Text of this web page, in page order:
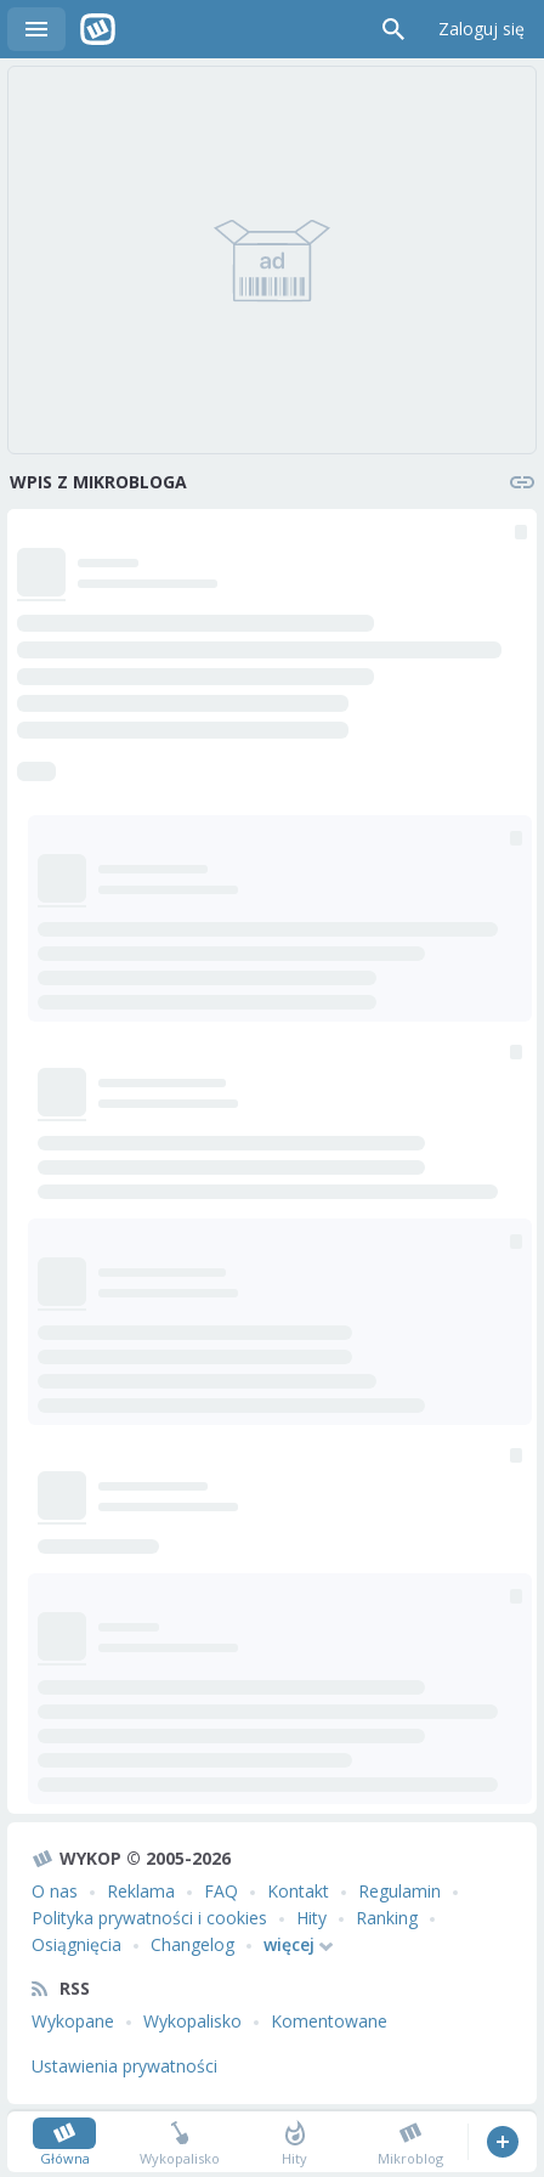
Zaloguj się
WPIS Z MIKROBLOGA
WYKOP © 2005-2026
O nas
Reklama FAQ Kontakt
Regulamin
Polityka prywatności i cookies
Hity
Ranking
Osiągnięcia
Changelog
więcej
RSS
Wykopane
Wykopalisko
Komentowane
Ustawienia prywatności
Główna Wykopalisko Hity Mikroblog